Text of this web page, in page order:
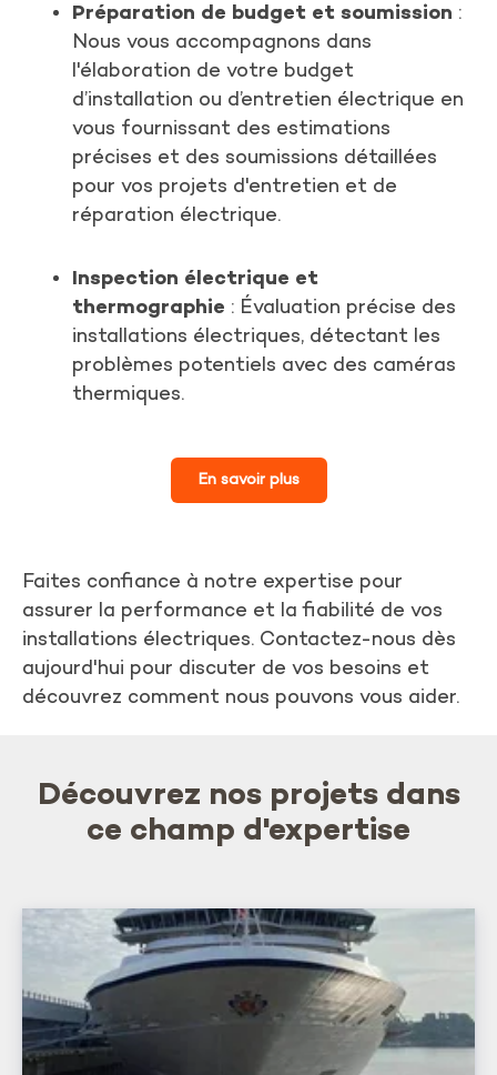
Préparation de budget et soumission :
Nous vous accompagnons dans
l'élaboration de votre budget
d’installation ou d’entretien électrique en
vous fournissant des estimations
précises et des soumissions détaillées
pour vos projets d'entretien et de
réparation électrique.
Inspection électrique et
thermographie : Évaluation précise des
installations électriques, détectant les
problèmes potentiels avec des caméras
thermiques.
En savoir plus
Faites confiance à notre expertise pour
assurer la performance et la fiabilité de vos
installations électriques. Contactez-nous dès
aujourd'hui pour discuter de vos besoins et
découvrez comment nous pouvons vous aider.
Découvrez nos projets dans
ce champ d'expertise